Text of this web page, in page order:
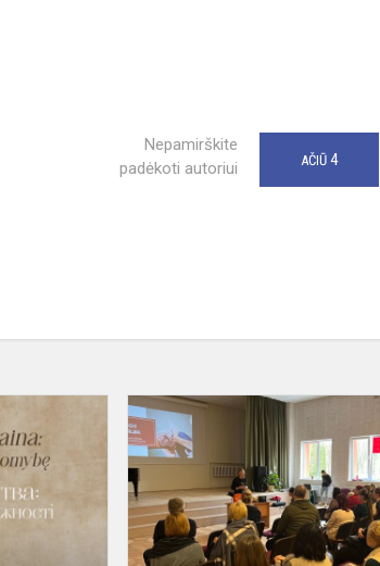
Nepamirškite
padėkoti autoriui
AČIŪ 4
Neįprasta
istorijos
pamoka